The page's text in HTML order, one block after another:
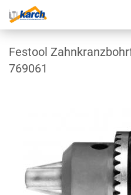
Festool
769061